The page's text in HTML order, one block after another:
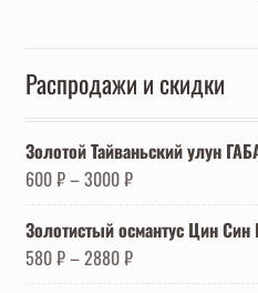
Распродажи и скидки
Золотой Тайваньский улун
600₽–3000₽
Золотистый османтус Цин
580₽–2880₽